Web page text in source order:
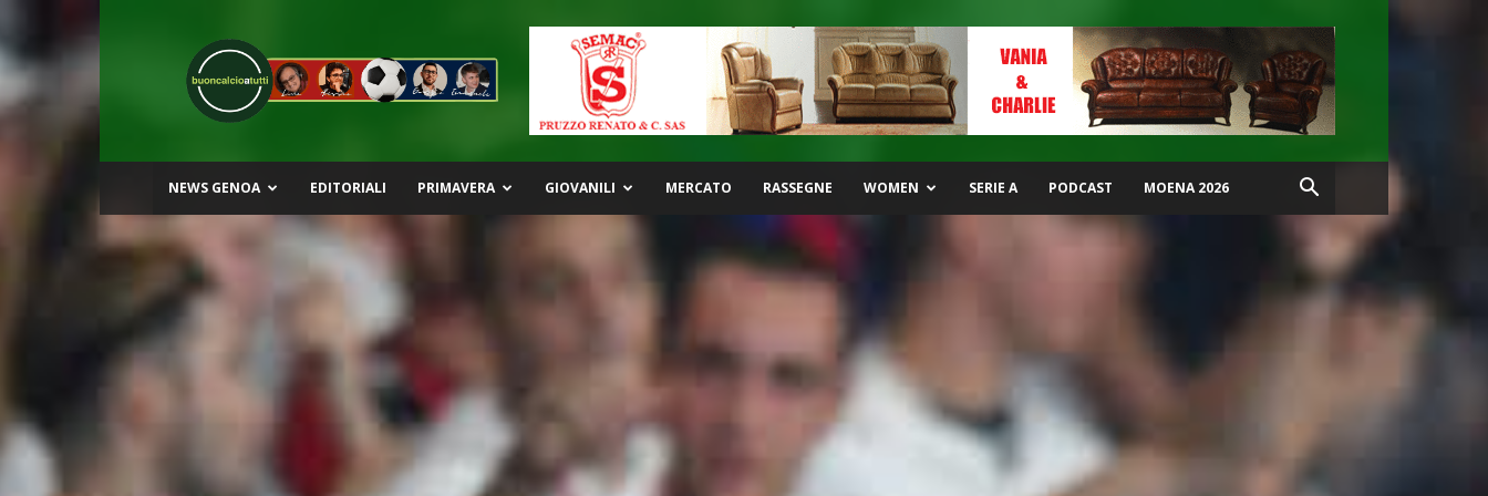
Buon
Calcio
a
Tutti
NEWS GENOA EDITORIALI PRIMAVERA GIOVANILI MERCATO RASSEGNE WOMEN SERIE A PODCAST MOENA 2026